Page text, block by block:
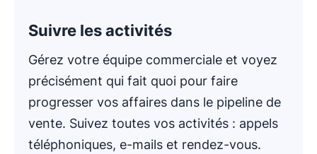
Suivre les activités
Gérez votre équipe commerciale et voyez
précisément qui fait quoi pour faire
progresser vos affaires dans le pipeline de
vente. Suivez toutes vos activités : appels
téléphoniques, e-mails et rendez-vous.